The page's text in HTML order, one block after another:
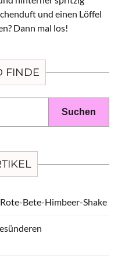
und einen Löffel
Dann mal los!
FINDE
Bete-Himbeer-Shake